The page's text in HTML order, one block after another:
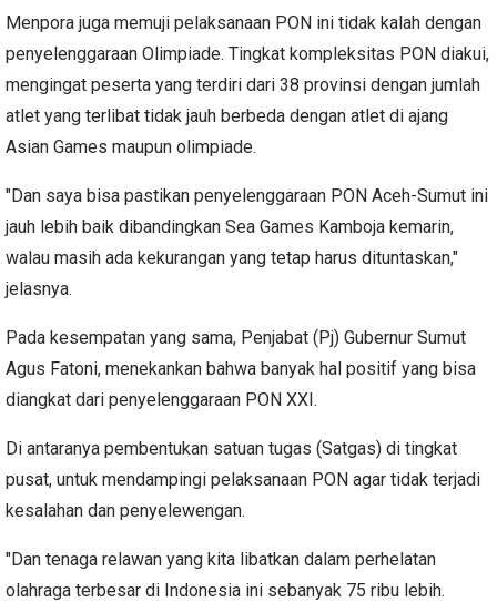
Menpora juga memuji pelaksanaan PON ini tidak kalah dengan
penyelenggaraan Olimpiade. Tingkat kompleksitas PON diakui,
mengingat peserta yang terdiri dari 38 provinsi dengan jumlah
atlet yang terlibat tidak jauh berbeda dengan atlet di ajang
Asian Games maupun olimpiade.
"Dan saya bisa pastikan penyelenggaraan PON Aceh-Sumut ini
jauh lebih baik dibandingkan Sea Games Kamboja kemarin,
walau masih ada kekurangan yang tetap harus dituntaskan,"
jelasnya.
Pada kesempatan yang sama, Penjabat (Pj) Gubernur Sumut
Agus Fatoni, menekankan bahwa banyak hal positif yang bisa
diangkat dari penyelenggaraan PON XXI.
Di antaranya pembentukan satuan tugas (Satgas) di tingkat
pusat, untuk mendampingi pelaksanaan PON agar tidak terjadi
kesalahan dan penyelewengan.
"Dan tenaga relawan yang kita libatkan dalam perhelatan
olahraga terbesar di Indonesia ini sebanyak 75 ribu lebih.